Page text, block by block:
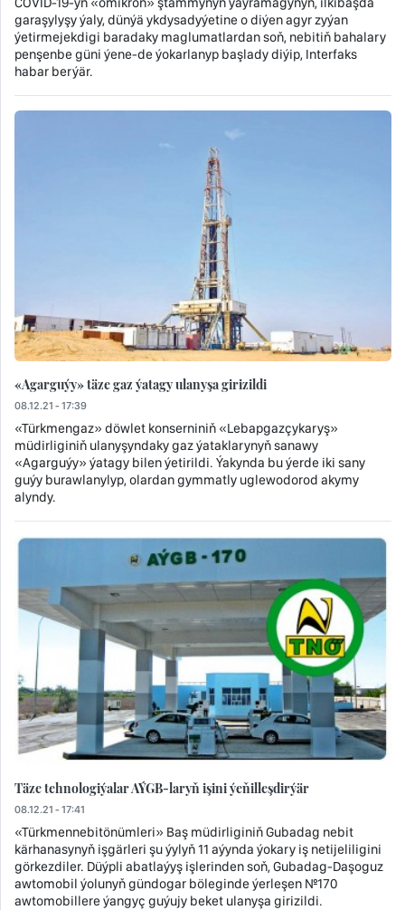
garaşylyşy ýaly, dünýä ykdysadyýetine o diýen agyr zyýan
ýetirmejekdigi baradaky maglumatlardan soň, nebitiň bahalary
penşenbe güni ýene-de ýokarlanyp başlady diýip, Interfaks
habar berýär.
«Agarguýy» täze gaz ýatagy ulanyşa girizildi
08.12.21 - 17:39
«Türkmengaz» döwlet konserniniň «Lebapgazçykaryş»
müdirliginiň ulanyşyndaky gaz ýataklarynyň sanawy
«Agarguýy» ýatagy bilen ýetirildi. Ýakynda bu ýerde iki sany
guýy burawlanylyp, olardan gymmatly uglewodorod akymy
alyndy.
Täze tehnologiýalar AÝGB-laryň işini ýeňilleşdirýär
08.12.21 - 17:41
«Türkmennebitönümleri» Baş müdirliginiň Gubadag nebit
kärhanasynyň işgärleri şu ýylyň 11 aýynda ýokary iş netijeliligini
görkezdiler. Düýpli abatlaýyş işlerinden soň, Gubadag-Daşoguz
awtomobil ýolunyň gündogar böleginde ýerleşen №170
awtomobillere ýangyç guýujy beket ulanyşa girizildi.